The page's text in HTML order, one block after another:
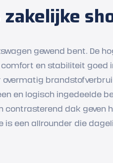
zakelijke
gewend bent. De
en stabiliteit goed
en logisch ingedeelde
contrasterend dak geven
is een allrounder die